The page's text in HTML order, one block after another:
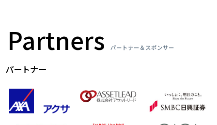
Partners パートナー＆スポンサー
パートナー